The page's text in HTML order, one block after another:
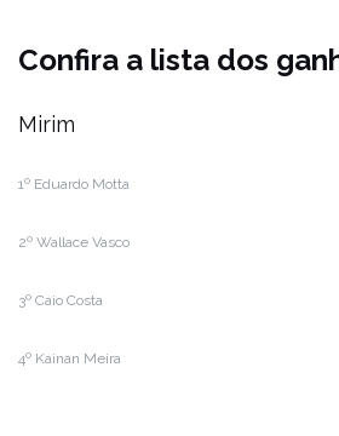
Confira a lista dos
Mirim
1º Eduardo Motta
2º Wallace Vasco
3º Caio Costa
4º Kainan Meira